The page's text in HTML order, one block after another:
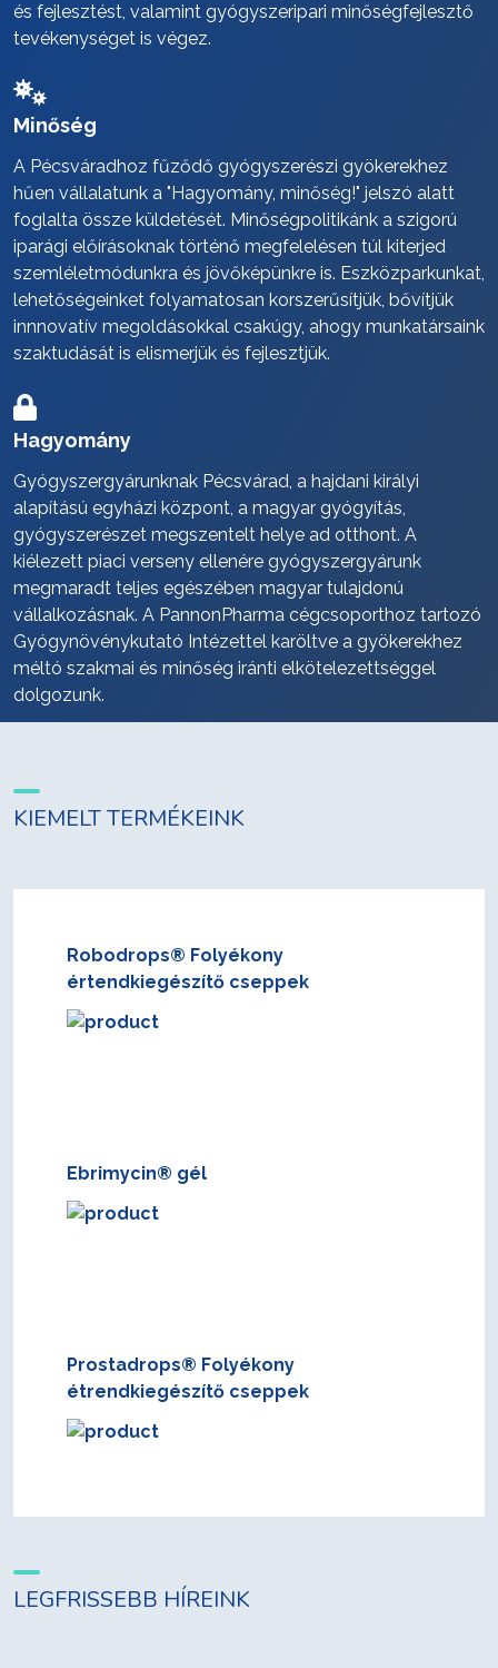
és fejlesztést, valamint gyógyszeripari minőségfejlesztő
tevékenységet is végez.
Minőség
A Pécsváradhoz fűződő gyógyszerészi gyökerekhez
hűen vállalatunk a "Hagyomány, minőség!" jelszó alatt
foglalta össze küldetését. Minőségpolitikánk a szigorú
iparági előírásoknak történő megfelelésen túl kiterjed
szemléletmódunkra és jövőképünkre is. Eszközparkunkat,
lehetőségeinket folyamatosan korszerűsítjük, bővítjük
innnovatív megoldásokkal csakúgy, ahogy munkatársaink
szaktudását is elismerjük és fejlesztjük.
Hagyomány
Gyógyszergyárunknak Pécsvárad, a hajdani királyi
alapítású egyházi központ, a magyar gyógyítás,
gyógyszerészet megszentelt helye ad otthont. A
kiélezett piaci verseny ellenére gyógyszergyárunk
megmaradt teljes egészében magyar tulajdonú
vállalkozásnak. A PannonPharma cégcsoporthoz tartozó
Gyógynövénykutató Intézettel karöltve a gyökerekhez
méltó szakmai és minőség iránti elkötelezettséggel
dolgozunk.
KIEMELT TERMÉKEINK
Robodrops® Folyékony
értendkiegészítő cseppek
Ebrimycin® gél
Prostadrops® Folyékony
étrendkiegészítő cseppek
LEGFRISSEBB HÍREINK